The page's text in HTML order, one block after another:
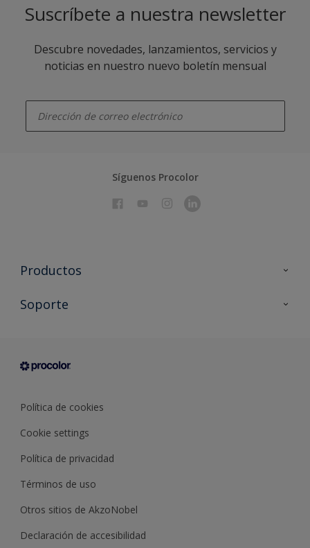
Suscríbete a nuestra newsletter
Descubre novedades, lanzamientos, servicios y
noticias en nuestro nuevo boletín mensual
Síguenos Procolor
Productos
Todos los productos
Condiciones generales de venta
Soporte
Sobre Procolor
Política de cookies
Cookie settings
Política de privacidad
Términos de uso
Otros sitios de AkzoNobel
Declaración de accesibilidad